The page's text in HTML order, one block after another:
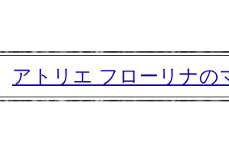
アトリエ フローリナの